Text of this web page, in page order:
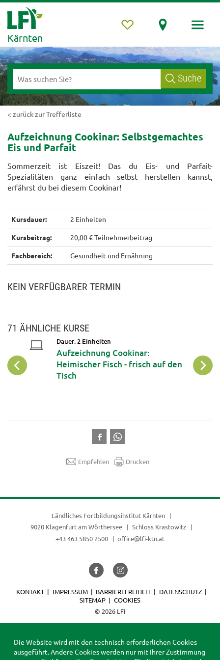
Kärnten
Suche
< zurück zur Trefferliste
Aufzeichnung Cookinar: Selbstgemachtes
Eis und Parfait
Sommerzeit ist Eiszeit! Das du Eis- und Parfait-
Spezialitäten ganz einfach selbst herstellen kannst,
erfährst du bei diesem Cookinar!
Kursdauer: 2 Einheiten
Kursbeitrag: 20,00 € Teilnehmerbeitrag
Fachbereich: Gesundheit und Ernährung
KEIN VERFÜGBARER TERMIN
71 ÄHNLICHE KURSE
Dauer: 2 Einheiten
Aufzeichnung Cookinar:
Heimischer Fisch - frisch auf den
Tisch
Empfehlen Drucken
Ländliches Fortbildungsinstitut Kärnten
9020 Klagenfurt am Wörthersee
Schloss Krastowitz
+43 463 5850 2500
office@lfi-ktn.at
© 2026 LFI
KONTAKT IMPRESSUM BARRIEREFREIHEIT
DATENSCHUTZ
SITEMAP
COOKIES
Die Website wird mit den technisch erforderlichen Cookies
ausgeführt. Andere Cookies werden nur mit Ihrer Zustimmung